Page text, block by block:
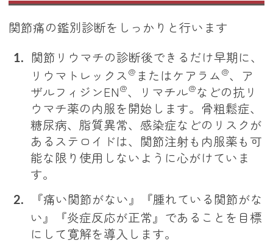
関節痛の鑑別診断をしっかりと行います
関節リウマチの診断後できるだけ早期に、
リウマトレックス@ またはケアラム@、ア
ザルフィジンEN@、リマチル@などの抗リ
ウマチ薬の内服を開始します。骨粗鬆症、
糖尿病、脂質異常、感染症などのリスクが
あるステロイドは、関節注射も内服薬も可
能な限り使用しないように心がけていま
す。
『痛い関節がない』『腫れている関節がな
い』『炎症反応が正常』であることを目標
にして寛解を導入します。